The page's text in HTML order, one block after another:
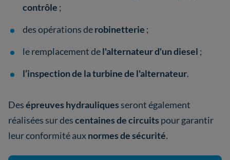
contrôle ;
des opérations derobinetterie ;
le remplacement del'alternateur d'un diesel ;
l’inspection de la turbine de l'alternateur.
Desépreuves hydrauliques seront également
réalisées sur descentaines de circuits pour garantir
leur conformité auxnormes de sécurité.